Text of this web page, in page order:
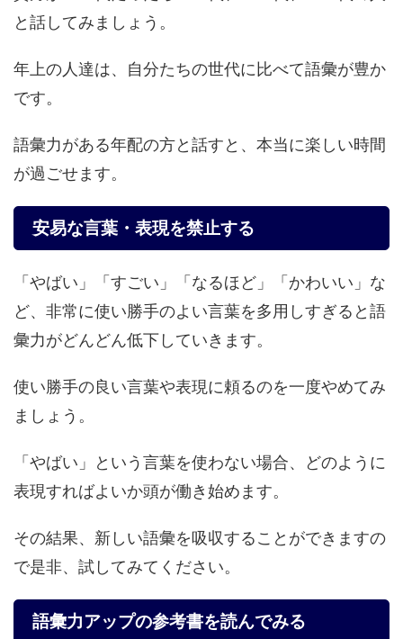
と話してみましょう。
年上の人達は、自分たちの世代に比べて語彙が豊か
です。
語彙力がある年配の方と話すと、本当に楽しい時間
が過ごせます。
安易な言葉・表現を禁止する
「やばい」「すごい」「なるほど」「かわいい」な
ど、非常に使い勝手のよい言葉を多用しすぎると語
彙力がどんどん低下していきます。
使い勝手の良い言葉や表現に頼るのを一度やめてみ
ましょう。
「やばい」という言葉を使わない場合、どのように
表現すればよいか頭が働き始めます。
その結果、新しい語彙を吸収することができますの
で是非、試してみてください。
語彙力アップの参考書を読んでみる